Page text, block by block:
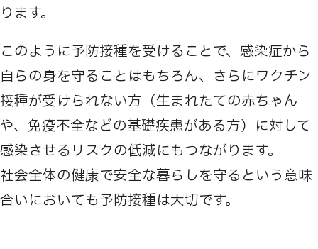
ります。
このように予防接種を受けることで、感染症から
自らの身を守ることはもちろん、さらにワクチン
接種が受けられない方（生まれたての赤ちゃん
や、免疫不全などの基礎疾患がある方）に対して
感染させるリスクの低減にもつながります。
社会全体の健康で安全な暮らしを守るという意味
合いにおいても予防接種は大切です。